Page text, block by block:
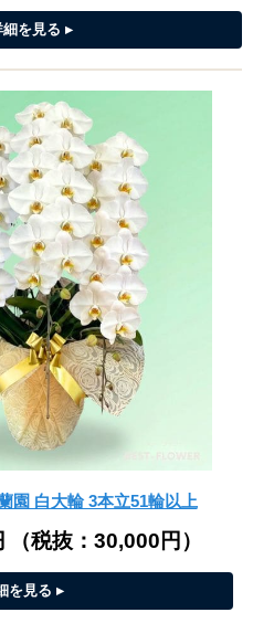
園 白大輪 3本立51輪以上
（税抜： 30,000円 ）